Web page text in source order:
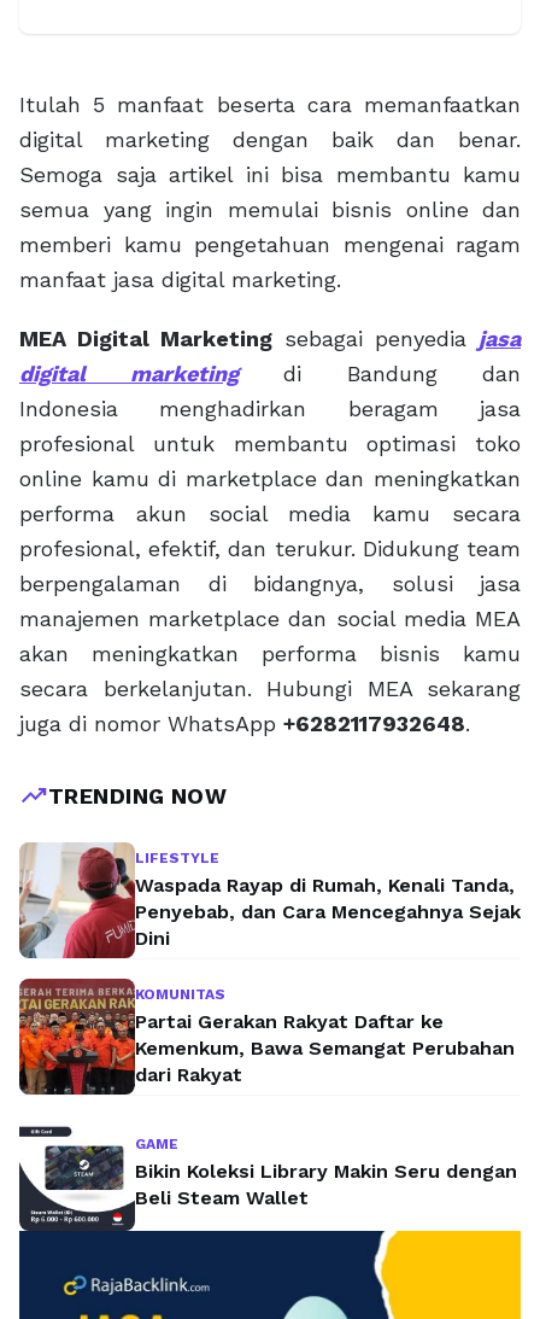
Itulah 5 manfaat beserta cara memanfaatkan
digital marketing dengan baik dan benar.
Semoga saja artikel ini bisa membantu kamu
semua yang ingin memulai bisnis online dan
memberi kamu pengetahuan mengenai ragam
manfaat jasa digital marketing.
MEA Digital Marketing sebagai penyedia jasa
digital marketingdi Bandung dan
Indonesia menghadirkan beragam jasa
profesional untuk membantu optimasi toko
online kamu di marketplace dan meningkatkan
performa akun social media kamu secara
profesional, efektif, dan terukur. Didukung team
berpengalaman di bidangnya, solusi jasa
manajemen marketplace dan social media MEA
akan meningkatkan performa bisnis kamu
secara berkelanjutan. Hubungi MEA sekarang
juga di nomor WhatsApp +6282117932648.
trending_upTRENDING NOW
LIFESTYLE
Waspada Rayap di Rumah, Kenali Tanda,
Penyebab, dan Cara Mencegahnya Sejak
Dini
KOMUNITAS
Partai Gerakan Rakyat Daftar ke
Kemenkum, Bawa Semangat Perubahan
dari Rakyat
GAME
Bikin Koleksi Library Makin Seru dengan
Beli Steam Wallet